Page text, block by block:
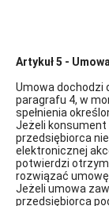
Artykuł 5 - Umowa
Umowa dochodzi
paragrafu 4, w
spełnienia
Jeżeli konsument
przedsiębiorca
elektronicznej
potwierdzi
rozwiązać umowę.
Jeżeli umowa
przedsiębiorca